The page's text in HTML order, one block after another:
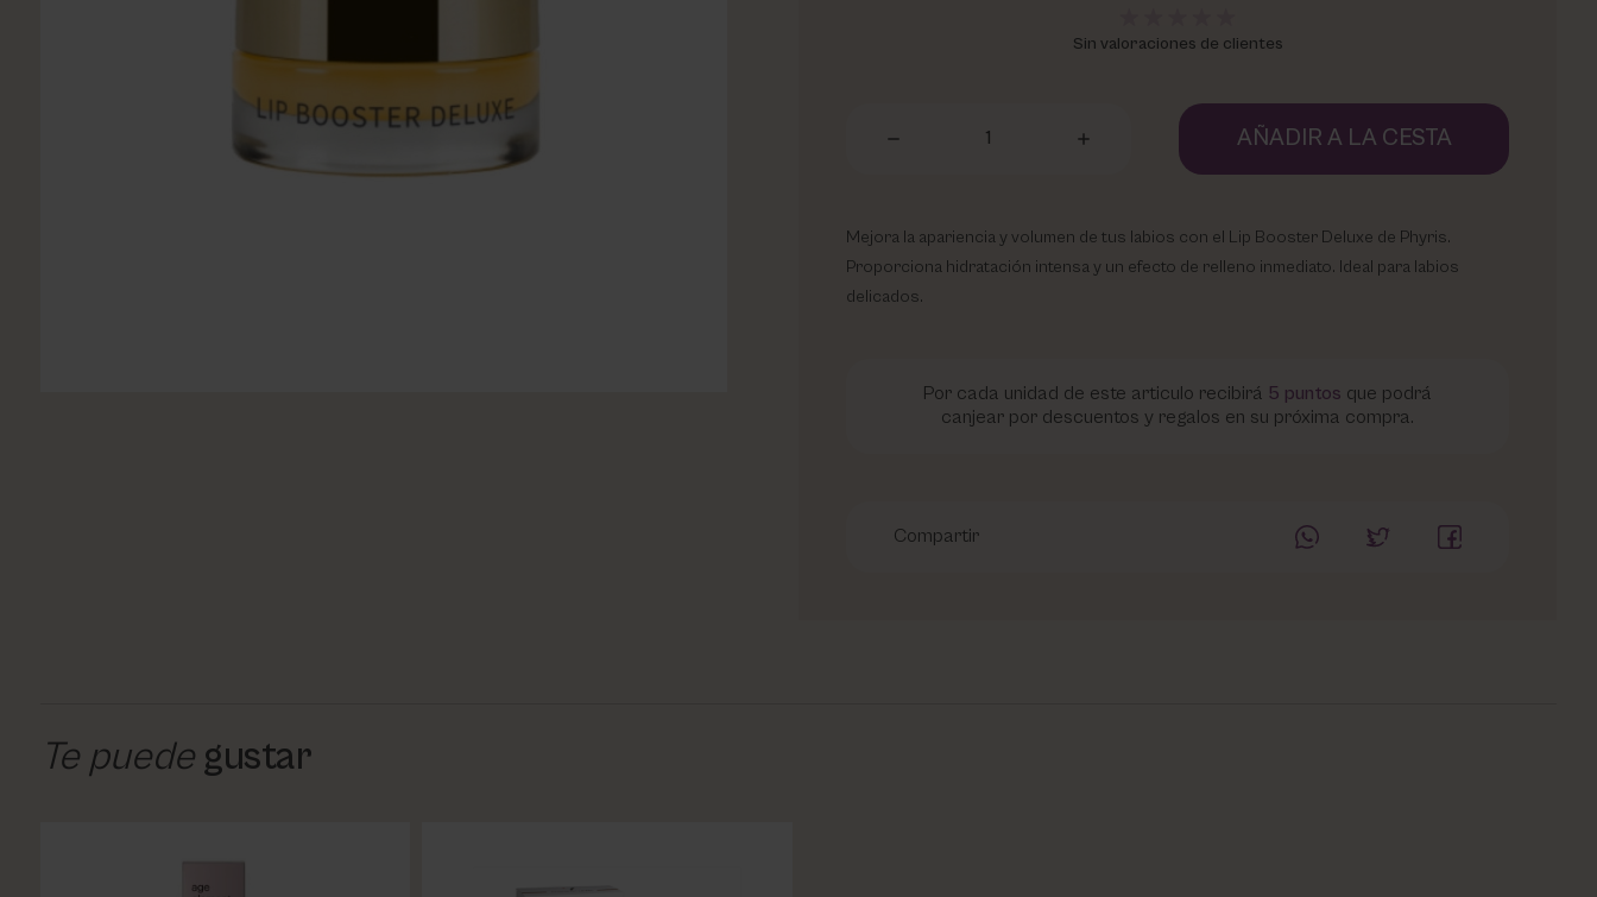
Sin valoraciones de clientes
1 AÑADIR A LA CESTA
Mejora la apariencia y volumen de tus labios con el Lip Booster Deluxe de Phyris.
Proporciona hidratación intensa y un efecto de relleno inmediato. Ideal para labios
delicados.
Por cada unidad de este articulo recibirá 5 puntos que podrá
canjear por descuentos y regalos en su próxima compra.
Compartir
Te puede gustar